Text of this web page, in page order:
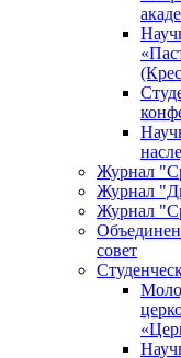
Журнал
Журнал
Журнал
совет